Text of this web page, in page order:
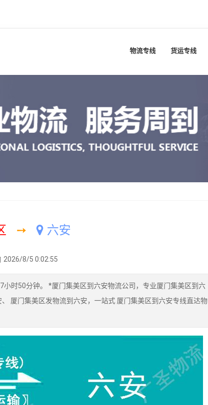
物流专线 货运专线
➙ 六安
2026/8/5 0:02:55
时50分钟。 *厦门集美区到六安物流公司，专业厦门集美区到六
厦门集美区发物流到六安，一站式 厦门集美区到六安专线直达物